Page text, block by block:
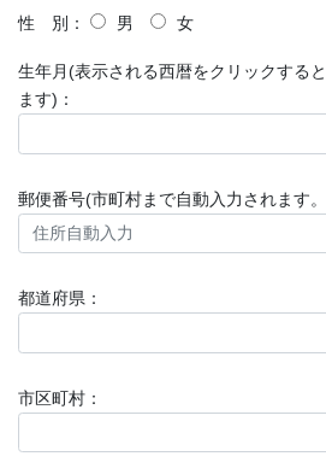
性 別： 男 女
生年月(表示される西暦をクリックする
ます)：
郵便番号(市町村まで自動入力されます
都道府県：
市区町村：